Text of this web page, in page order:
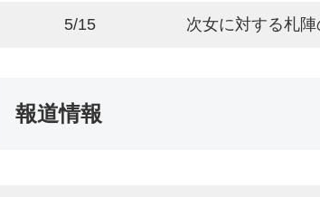
5/15 次女に対する札
報道情報